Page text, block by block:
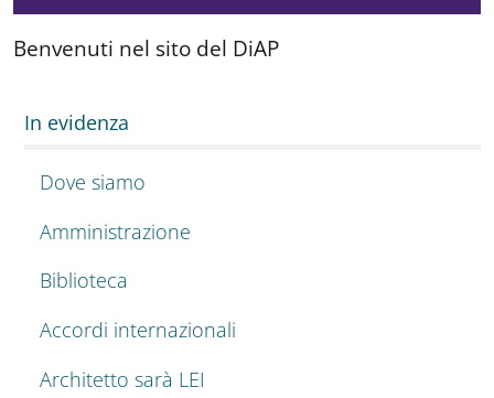
Benvenuti nel sito del DiAP
In evidenza
Dove siamo
Amministrazione
Biblioteca
Accordi internazionali
Architetto sarà LEI